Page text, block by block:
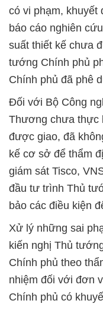
có vi phạm, khuyết
báo cáo nghiên
suất thiết kế chưa
tướng Chính phủ
Chính phủ đã phê
Đối với Bộ Công
Thương chưa thực
được giao, đã
kế cơ sở để thẩm
giám sát Tisco,
đầu tư trình Thủ
bảo các điều kiện
Xử lý những sai
kiến nghị Thủ
Chính phủ theo
nhiệm đối với đơn
Chính phủ có